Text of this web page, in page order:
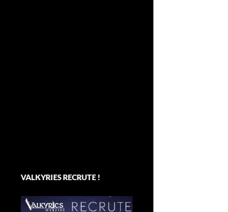
VALKYRIES RECRUTE !